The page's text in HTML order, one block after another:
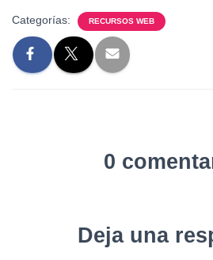
Categorías: RECURSOS WEB
0
Deja una